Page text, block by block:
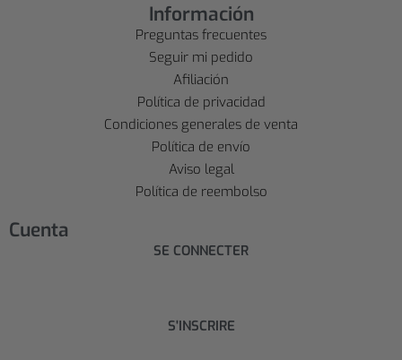
Información
Preguntas frecuentes
Seguir mi pedido
Afiliación
Política de privacidad
Condiciones generales de venta
Política de envío
Aviso legal
Política de reembolso
Cuenta
SE CONNECTER
S'INSCRIRE